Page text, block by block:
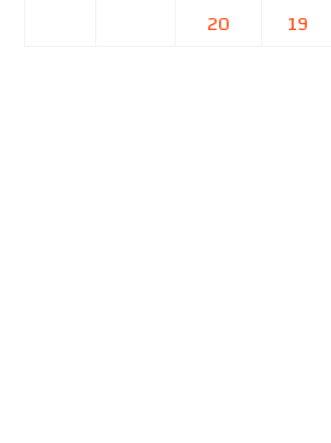
19
20